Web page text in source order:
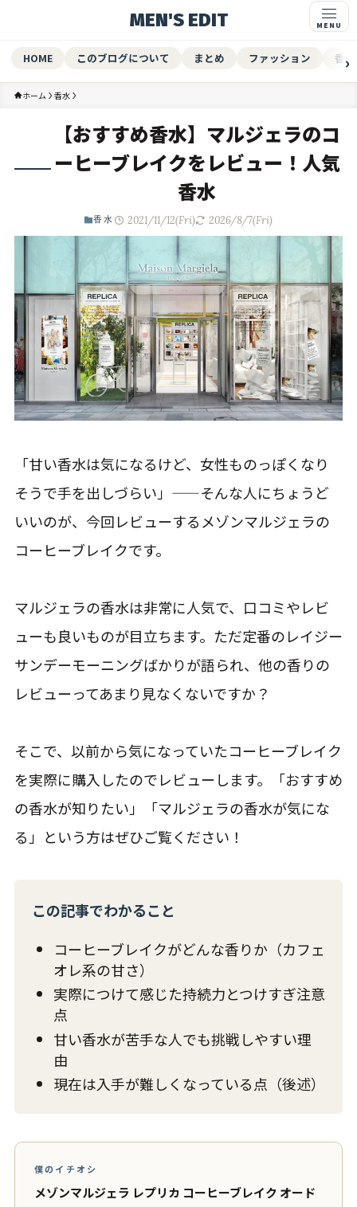
MEN'S EDIT
HOME このブログについて まとめ ファッション 香水
ホーム 香水
【おすすめ香水】マルジェラのコ
ーヒーブレイクをレビュー！人気
香水
香水 2021/11/12(Fri) 2026/8/7(Fri)
「甘い香水は気になるけど、女性ものっぽくなり
そうで手を出しづらい」——そんな人にちょうど
いいのが、今回レビューするメゾンマルジェラの
コーヒーブレイクです。
マルジェラの香水は非常に人気で、口コミやレビ
ューも良いものが目立ちます。ただ定番のレイジー
サンデーモーニングばかりが語られ、他の香りの
レビューってあまり見なくないですか？
そこで、以前から気になっていたコーヒーブレイク
を実際に購入したのでレビューします。「おすすめ
の香水が知りたい」「マルジェラの香水が気にな
る」という方はぜひご覧ください！
この記事でわかること
コーヒーブレイクがどんな香りか（カフェ
オレ系の甘さ）
実際につけて感じた持続力とつけすぎ注意
点
甘い香水が苦手な人でも挑戦しやすい理
由
現在は入手が難しくなっている点（後述）
僕のイチオシ
メゾンマルジェラ レプリカ コーヒーブレイク オード